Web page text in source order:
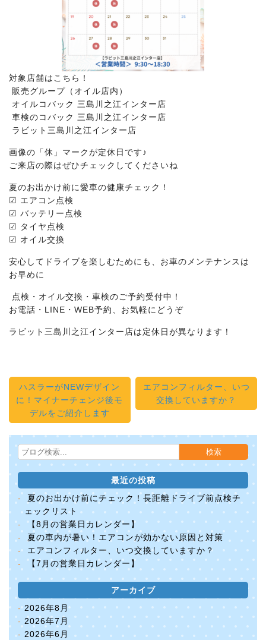
対象店舗はこちら！
販売グループ（オイル店内）
オイルコバック 三島川之江インター店
車検のコバック 三島川之江インター店
ラビット三島川之江インター店
画像の「休」マークが定休日です♪
ご来店の際はぜひチェックしてくださいね
夏のお出かけ前に愛車の健康チェック！
☑ エアコン点検
☑ バッテリー点検
☑ タイヤ点検
☑ オイル交換
安心してドライブを楽しむためにも、お車のメンテナンスは
お早めに
点検・オイル交換・車検のご予約受付中！
お電話・LINE・WEB予約、お気軽にどうぞ
ラビット三島川之江インター店は定休日が異なります！
ハスラーがNEWデザイン
に！マイナーチェンジ後モ
デルをご紹介します
エアコンフィルター、いつ
交換していますか？
最近の投稿
夏のお出かけ前にチェック！長距離ドライブ前点検チ
ェックリスト
【8月の営業日カレンダー】
夏の車内が暑い！エアコンが効かない原因と対策
エアコンフィルター、いつ交換していますか？
【7月の営業日カレンダー】
アーカイブ
2026年8月
2026年7月
2026年6月